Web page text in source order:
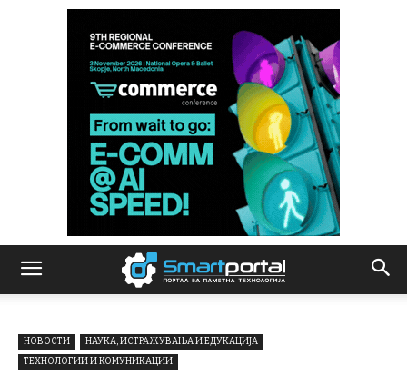
НОВОСТИ
НАУКА, ИСТРАЖУВАЊА И ЕДУКАЦИЈА
ТЕХНОЛОГИИ И КОМУНИКАЦИИ